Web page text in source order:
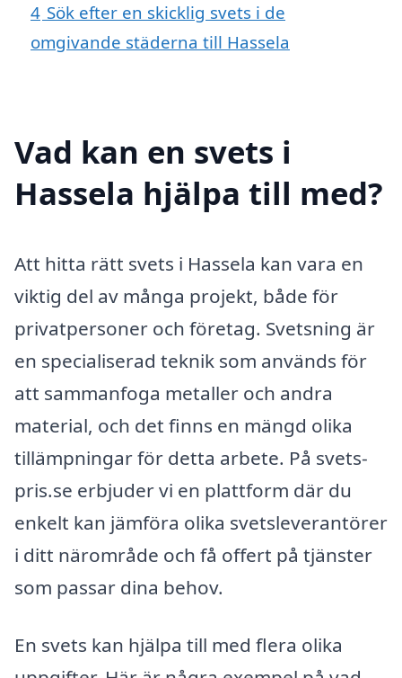
4 Sök efter en skicklig svets i de
omgivande städerna till Hassela
Vad kan en svets i
Hassela hjälpa till med?
Att hitta rätt svets i Hassela kan vara en
viktig del av många projekt, både för
privatpersoner och företag. Svetsning är
en specialiserad teknik som används för
att sammanfoga metaller och andra
material, och det finns en mängd olika
tillämpningar för detta arbete. På svets-
pris.se erbjuder vi en plattform där du
enkelt kan jämföra olika svetsleverantörer
i ditt närområde och få offert på tjänster
som passar dina behov.
En svets kan hjälpa till med flera olika